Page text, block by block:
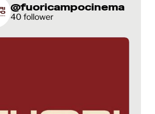
@fuoricampocinema
40 follower